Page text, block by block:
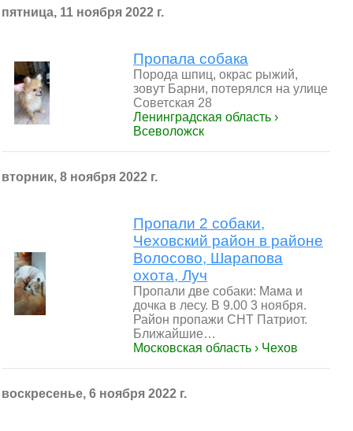
пятница, 11 ноября 2022 г.
Пропала собака
Порода шпиц, окрас рыжий,
зовут Барни, потерялся на улице
Советская 28
Ленинградская область ›
Всеволожск
вторник, 8 ноября 2022 г.
Пропали 2 собаки,
Чеховский район в районе
Волосово, Шарапова
охота, Луч
Пропали две собаки: Мама и
дочка в лесу. В 9.00 3 ноября.
Район пропажи СНТ Патриот.
Ближайшие…
Московская область › Чехов
воскресенье, 6 ноября 2022 г.